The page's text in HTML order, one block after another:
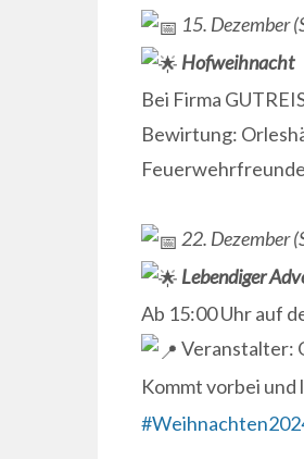
15. Dezember
Hofweihnacht
Bei Firma
Bewirtung:
22. Dezember
Lebendiger
Ab 15:00 Uhr auf
Veranstalter:
Kommt vorbei und